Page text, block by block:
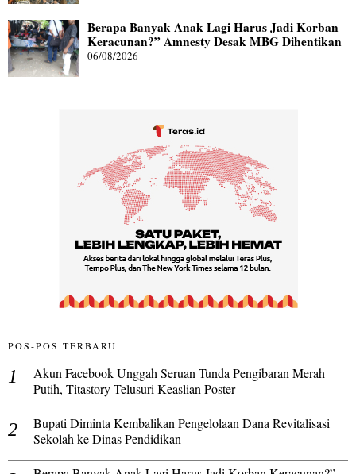
Berapa Banyak Anak Lagi Harus Jadi Korban
Keracunan?” Amnesty Desak MBG Dihentikan
06/08/2026
POS-POS TERBARU
Akun Facebook Unggah Seruan Tunda Pengibaran Merah
Putih, Titastory Telusuri Keaslian Poster
Bupati Diminta Kembalikan Pengelolaan Dana Revitalisasi
Sekolah ke Dinas Pendidikan